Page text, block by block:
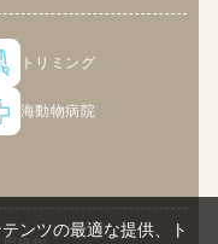
トリミング
海動物病院
ンツの最適な提供、ト